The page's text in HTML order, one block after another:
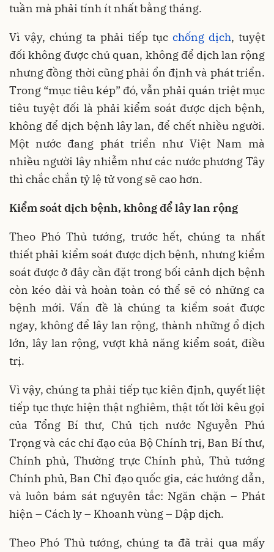
tuần mà phải tính ít nhất bằng tháng.
Vì vậy, chúng ta phải tiếp tục chống dịch, tuyệt
đối không được chủ quan, không để dịch lan rộng
nhưng đồng thời cũng phải ổn định và phát triển.
Trong “mục tiêu kép” đó, vẫn phải quán triệt mục
tiêu tuyệt đối là phải kiểm soát được dịch bệnh,
không để dịch bệnh lây lan, để chết nhiều người.
Một nước đang phát triển như Việt Nam mà
nhiều người lây nhiễm như các nước phương Tây
thì chắc chắn tỷ lệ tử vong sẽ cao hơn.
Kiểm soát dịch bệnh, không để lây lan rộng
Theo Phó Thủ tướng, trước hết, chúng ta nhất
thiết phải kiểm soát được dịch bệnh, nhưng kiểm
soát được ở đây cần đặt trong bối cảnh dịch bệnh
còn kéo dài và hoàn toàn có thể sẽ có những ca
bệnh mới. Vấn đề là chúng ta kiểm soát được
ngay, không để lây lan rộng, thành những ổ dịch
lớn, lây lan rộng, vượt khả năng kiểm soát, điều
trị.
Vì vậy, chúng ta phải tiếp tục kiên định, quyết liệt
tiếp tục thực hiện thật nghiêm, thật tốt lời kêu gọi
của Tổng Bí thư, Chủ tịch nước Nguyễn Phú
Trọng và các chỉ đạo của Bộ Chính trị, Ban Bí thư,
Chính phủ, Thường trực Chính phủ, Thủ tướng
Chính phủ, Ban Chỉ đạo quốc gia, các hướng dẫn,
và luôn bám sát nguyên tắc: Ngăn chặn – Phát
hiện – Cách ly – Khoanh vùng – Dập dịch.
Theo Phó Thủ tướng, chúng ta đã trải qua mấy